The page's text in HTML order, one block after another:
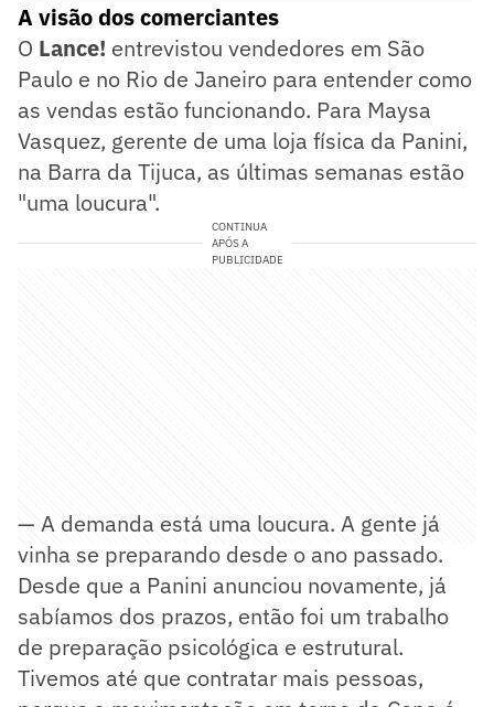
A visão dos comerciantes
O Lance! entrevistou vendedores em São
Paulo e no Rio de Janeiro para entender como
as vendas estão funcionando. Para Maysa
Vasquez, gerente de uma loja física da Panini,
na Barra da Tijuca, as últimas semanas estão
"uma loucura".
CONTINUA
APÓS A
PUBLICIDADE
— A demanda está uma loucura. A gente já
vinha se preparando desde o ano passado.
Desde que a Panini anunciou novamente, já
sabíamos dos prazos, então foi um trabalho
de preparação psicológica e estrutural.
Tivemos até que contratar mais pessoas,